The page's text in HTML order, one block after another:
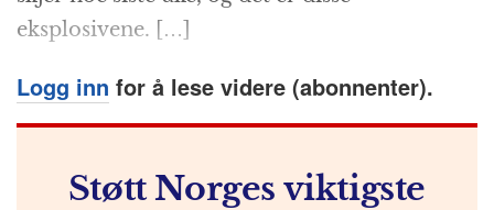
eksplosivene. […]
Logg inn for å lese videre (abonnenter).
Støtt Norges viktigste